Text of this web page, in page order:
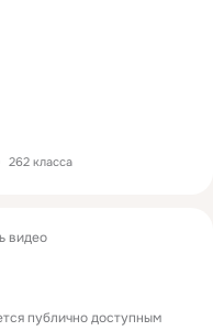
262 класса
видео
публично доступным